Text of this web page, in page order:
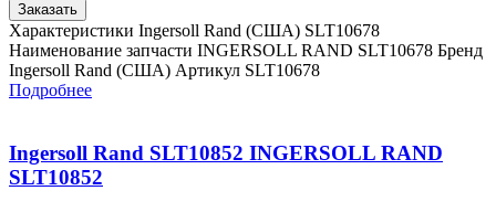
Заказать
Характеристики Ingersoll Rand (США) SLT10678
Наименование запчасти INGERSOLL RAND SLT10678 Бренд
Ingersoll Rand (США) Артикул SLT10678
Подробнее
Ingersoll Rand SLT10852 INGERSOLL RAND
SLT10852